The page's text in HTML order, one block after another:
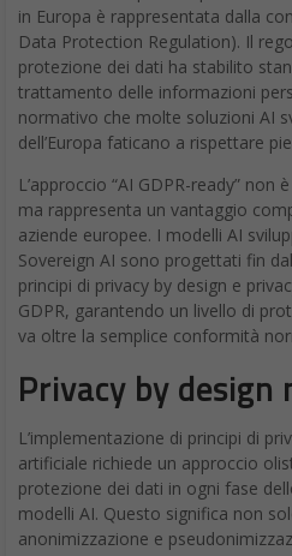
in Europa è rappresentata dalla
Data Protection Regulation). Il
protezione dei dati ha stabilito
trattamento delle informazioni
normativo che molte soluzioni AI
dell’Europa faticano a rispettare
L’approccio “AI GDPR-ready” non
ma rappresenta un vantaggio
aziende europee. I modelli AI
Sovereign AI sono progettati fin
principi di privacy by design e
GDPR, garantendo un livello di
va oltre la semplice conformità
Privacy by design
L’implementazione di principi di
artificiale richiede un approccio
protezione dei dati in ogni fase
modelli AI. Questo significa non
anonimizzazione e